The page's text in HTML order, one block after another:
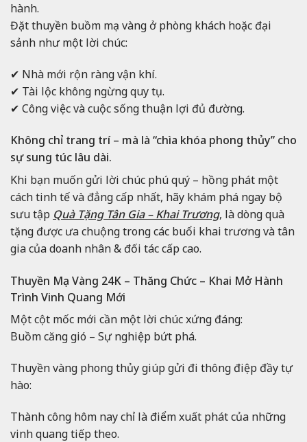
hành.
Đặt thuyền buồm mạ vàng ở phòng khách hoặc đại
sảnh như một lời chúc:
✔ Nhà mới rộn ràng vận khí.
✔ Tài lộc không ngừng quy tụ.
✔ Công việc và cuộc sống thuận lợi đủ đường.
Không chỉ trang trí – mà là “chìa khóa phong thủy” cho
sự sung túc lâu dài.
Khi bạn muốn gửi lời chúc phú quý – hồng phát một
cách tinh tế và đẳng cấp nhất, hãy khám phá ngay bộ
sưu tập Quà Tặng Tân Gia – Khai Trương, là dòng quà
tặng được ưa chuộng trong các buổi khai trương và tân
gia của doanh nhân & đối tác cấp cao.
Thuyền Mạ Vàng 24K – Thăng Chức – Khai Mở Hành
Trình Vinh Quang Mới
Một cột mốc mới cần một lời chúc xứng đáng:
Buồm căng gió – Sự nghiệp bứt phá.
Thuyền vàng phong thủy giúp gửi đi thông điệp đầy tự
hào:
Thành công hôm nay chỉ là điểm xuất phát của những
vinh quang tiếp theo.